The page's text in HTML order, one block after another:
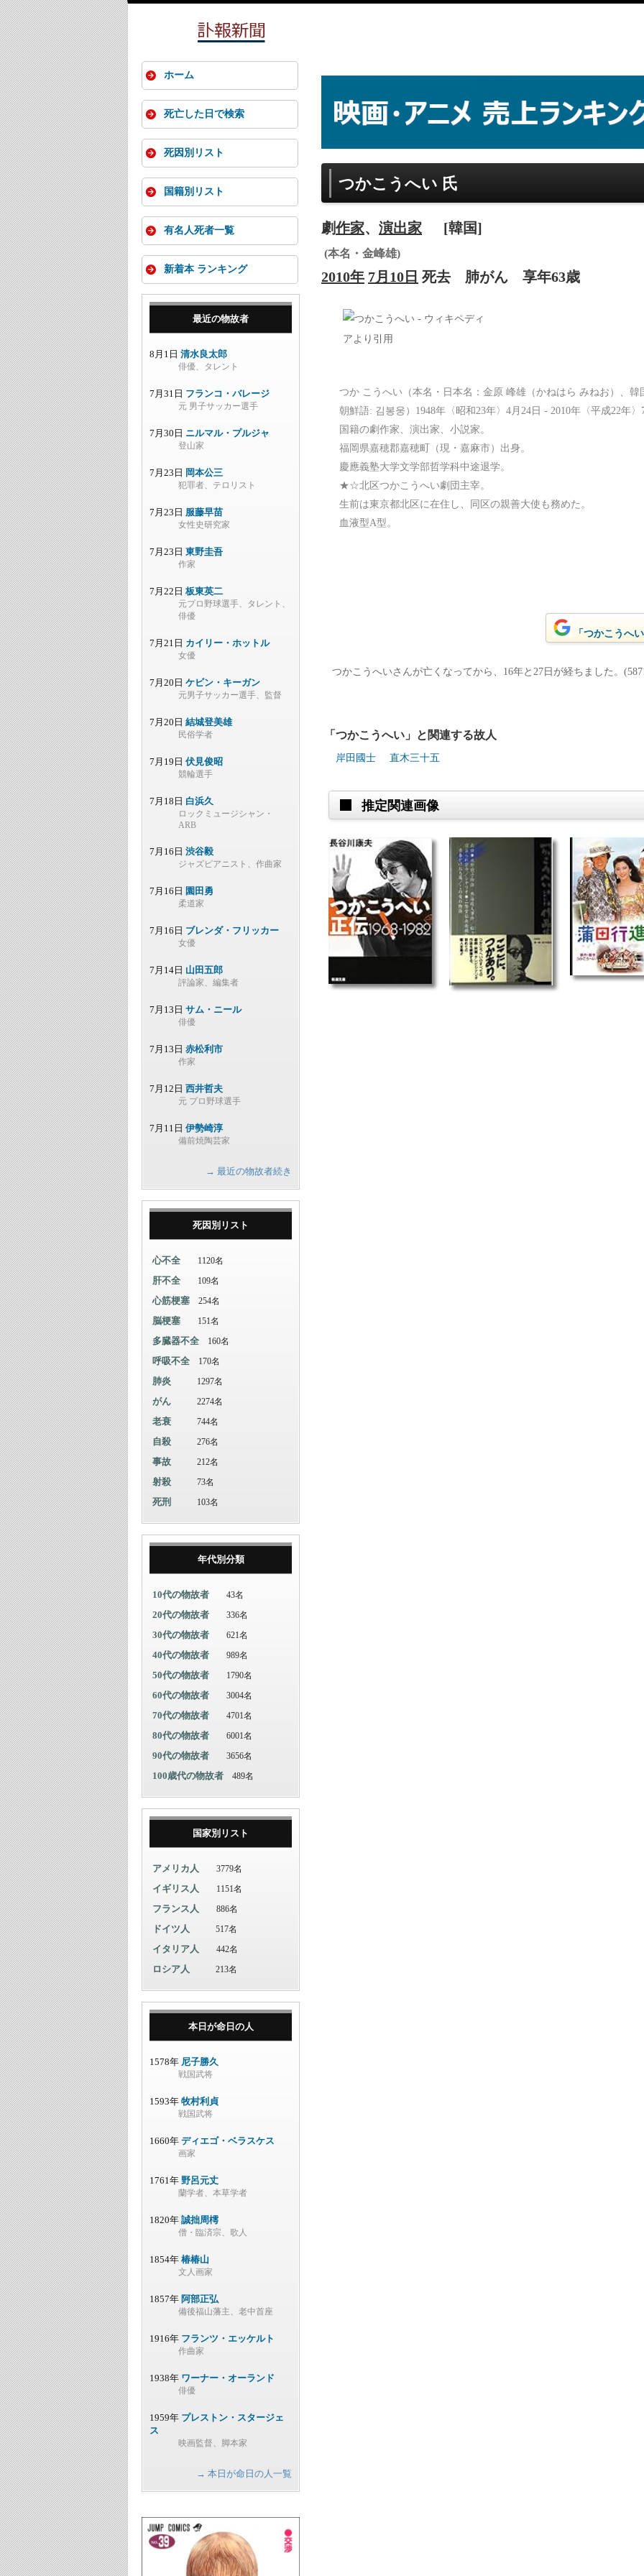
つかこうへい 氏
劇作家、 演出家 [韓国]
(本名・金峰雄)
2010年 7月10日 死去 肺がん 享年63歳
つか こうへい（本名・日本名：金原 峰雄（かねはら みねお）、
朝鮮語: 김봉웅）1948年〈昭和23年〉4月24日 - 2010年〈平成22年
国籍の劇作家、演出家、小説家。
福岡県嘉穂郡嘉穂町（現・嘉麻市）出身。
慶應義塾大学文学部哲学科中途退学。
★☆北区つかこうへい劇団主宰。
生前は東京都北区に在住し、同区の親善大使も務めた。
血液型A型。
「つかこうへ
つかこうへいさんが亡くなってから、16年と27日が経ちました。
「つかこうへい」と関連する故人
岸田國士 直木三十五
推定関連画像
ホーム
死亡した日で検索
死因別リスト
国籍別リスト
有名人死者一覧
新着本 ランキング
最近の物故者
8月1日 清水良太郎
俳優、タレント
7月31日 フランコ・バレージ
元 男子サッカー選手
7月30日 ニルマル・プルジャ
登山家
7月23日 岡本公三
犯罪者、テロリスト
7月23日 服藤早苗
女性史研究家
7月23日 東野圭吾
作家
7月22日 板東英二
元プロ野球選手、タレント、
俳優
7月21日 カイリー・ホットル
女優
7月20日 ケビン・キーガン
元男子サッカー選手、監督
7月20日 結城登美雄
民俗学者
7月19日 伏見俊昭
競輪選手
7月18日 白浜久
ロックミュージシャン・
ARB
7月16日 渋谷毅
ジャズピアニスト、作曲家
7月16日 園田勇
柔道家
7月16日 ブレンダ・フリッカー
女優
7月14日 山田五郎
評論家、編集者
7月13日 サム・ニール
俳優
7月13日 赤松利市
作家
7月12日 西井哲夫
元 プロ野球選手
7月11日 伊勢崎淳
備前焼陶芸家
→ 最近の物故者続き
死因別リスト
心不全 1120名
肝不全 109名
心筋梗塞 254名
脳梗塞 151名
多臓器不全 160名
呼吸不全 170名
肺炎 1297名
がん 2274名
老衰 744名
自殺 276名
事故 212名
射殺 73名
死刑 103名
年代別分類
10代の物故者 43名
20代の物故者 336名
30代の物故者 621名
40代の物故者 989名
50代の物故者 1790名
60代の物故者 3004名
70代の物故者 4701名
80代の物故者 6001名
90代の物故者 3656名
100歳代の物故者 489名
国家別リスト
アメリカ人 3779名
イギリス人 1151名
フランス人 886名
ドイツ人 517名
イタリア人 442名
ロシア人 213名
本日が命日の人
1578年 尼子勝久
戦国武将
1593年 牧村利貞
戦国武将
1660年 ディエゴ・ベラスケス
画家
1761年 野呂元丈
蘭学者、本草学者
1820年 誠拙周樗
僧・臨済宗、歌人
1854年 椿椿山
文人画家
1857年 阿部正弘
備後福山藩主、老中首座
1916年 フランツ・エッケルト
作曲家
1938年 ワーナー・オーランド
俳優
1959年 プレストン・スタージェ
ス
映画監督、脚本家
→ 本日が命日の人一覧